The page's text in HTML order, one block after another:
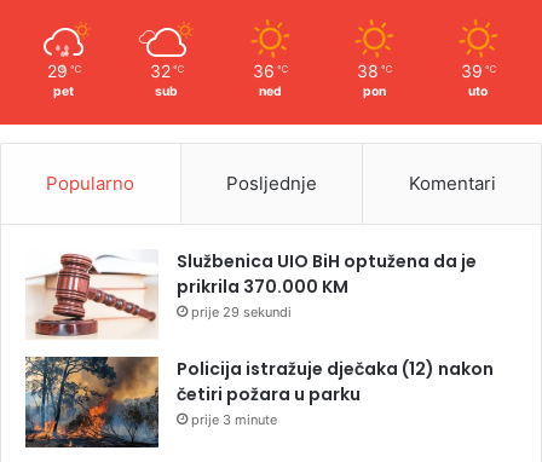
29 ℃
pet
32 ℃
sub
36 ℃
ned
38 ℃
pon
39 ℃
uto
Popularno Posljednje Komentari
Službenica UIO BiH optužena da je
prikrila 370.000 KM
prije 29 sekundi
Policija istražuje dječaka (12) nakon
četiri požara u parku
prije 3 minute